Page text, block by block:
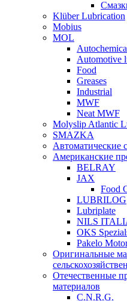
Klüber Lubrication
Mobius
MOL
Automotive
Food
Greases
Industrial
MWF
Neat MWF
Molyslip Atlantic
SMAZKA
Автоматические
Американские
BELRAY
JAX
Food
LUBRILOG
Lubriplate
NILS
OKS
Pakelo
Оригинальные
Отечественные
материалов
C.N.R.G.